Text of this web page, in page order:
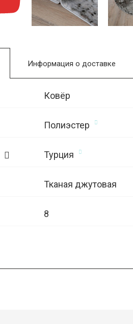
Ковёр
Полиэстер
Турция
Тканая джутовая
8
Информация о доставке